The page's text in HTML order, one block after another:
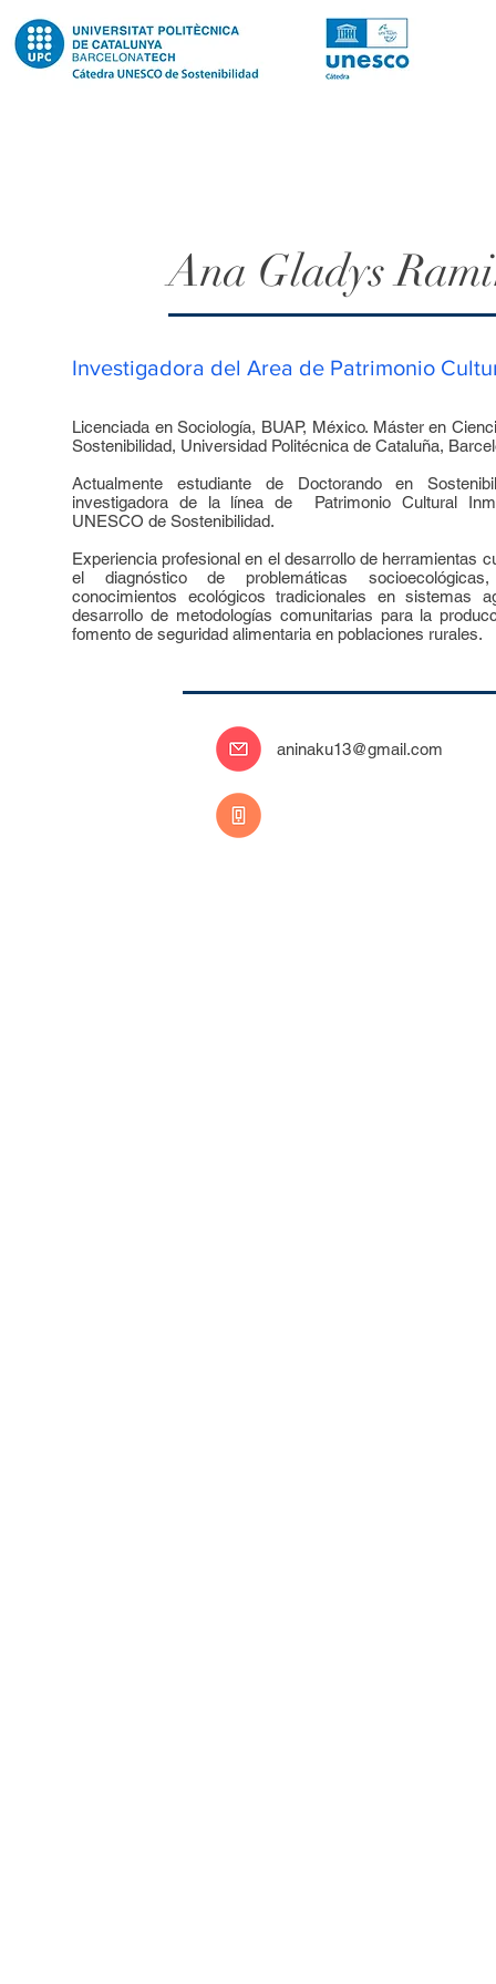
Ana Gladys
Investigadora del Area de Patrimonio
Licenciada en Sociología, BUAP, México. Máster en
Sostenibilidad, Universidad Politécnica de Cataluña,
Actualmente estudiante de Doctorando en
investigadora de la línea de Patrimonio Cultural
UNESCO de Sostenibilidad.
Experiencia profesional en el desarrollo de herramientas
el diagnóstico de problemáticas
conocimientos ecológicos tradicionales en sistemas
desarrollo de metodologías comunitarias para la
fomento de seguridad alimentaria en poblaciones rurales.
aninaku13@gmail.com